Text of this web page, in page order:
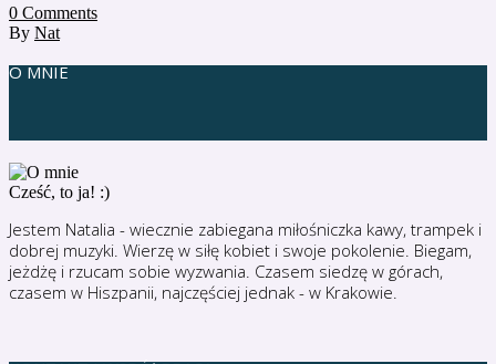
0 Comments
By Nat
O MNIE
Cześć, to ja! :)
Jestem Natalia - wiecznie zabiegana miłośniczka kawy, trampek i
dobrej muzyki. Wierzę w siłę kobiet i swoje pokolenie. Biegam,
jeżdżę i rzucam sobie wyzwania. Czasem siedzę w górach,
czasem w Hiszpanii, najczęściej jednak - w Krakowie.